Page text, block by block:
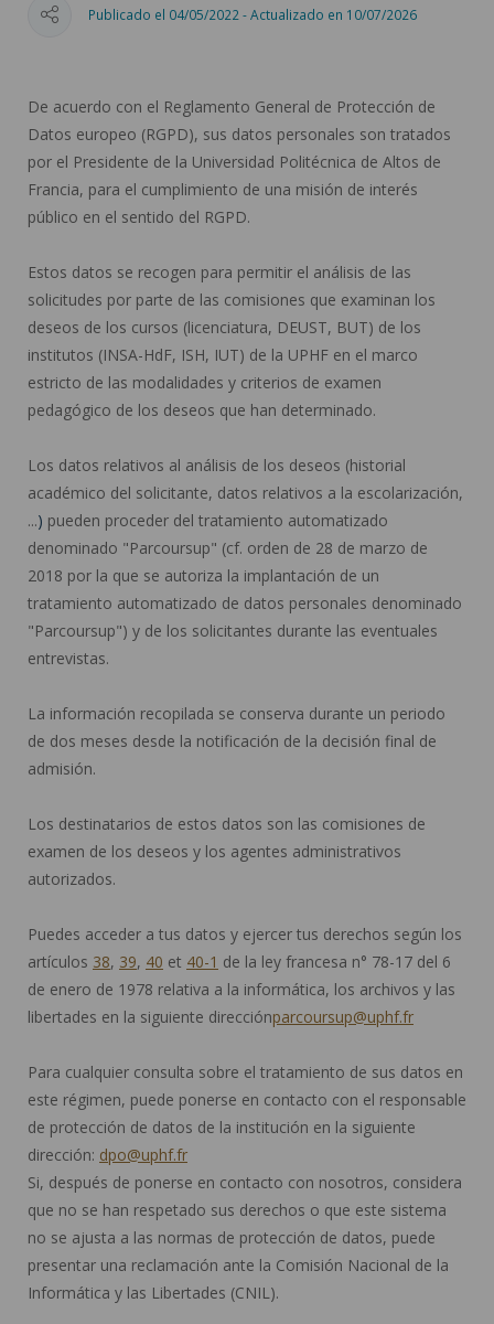
Publicado el 04/05/2022 - Actualizado en 10/07/2026
De acuerdo con el Reglamento General de Protección de
Datos europeo (RGPD), sus datos personales son tratados
por el Presidente de la Universidad Politécnica de Altos de
Francia, para el cumplimiento de una misión de interés
público en el sentido del RGPD.
Estos datos se recogen para permitir el análisis de las
solicitudes por parte de las comisiones que examinan los
deseos de los cursos (licenciatura, DEUST, BUT) de los
institutos (INSA-HdF, ISH, IUT) de la UPHF en el marco
estricto de las modalidades y criterios de examen
pedagógico de los deseos que han determinado.
Los datos relativos al análisis de los deseos (historial
académico del solicitante, datos relativos a la escolarización,
...) pueden proceder del tratamiento automatizado
denominado "Parcoursup" (cf. orden de 28 de marzo de
2018 por la que se autoriza la implantación de un
tratamiento automatizado de datos personales denominado
"Parcoursup") y de los solicitantes durante las eventuales
entrevistas.
La información recopilada se conserva durante un periodo
de dos meses desde la notificación de la decisión final de
admisión.
Los destinatarios de estos datos son las comisiones de
examen de los deseos y los agentes administrativos
autorizados.
Puedes acceder a tus datos y ejercer tus derechos según los
artículos 38, 39, 40 et 40-1 de la ley francesa n° 78-17 del 6
de enero de 1978 relativa a la informática, los archivos y las
libertades en la siguiente direcciónparcoursup@uphf.fr
Para cualquier consulta sobre el tratamiento de sus datos en
este régimen, puede ponerse en contacto con el responsable
de protección de datos de la institución en la siguiente
dirección: dpo@uphf.fr
Si, después de ponerse en contacto con nosotros, considera
que no se han respetado sus derechos o que este sistema
no se ajusta a las normas de protección de datos, puede
presentar una reclamación ante la Comisión Nacional de la
Informática y las Libertades (CNIL).